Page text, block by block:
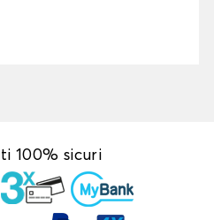
100% sicuri